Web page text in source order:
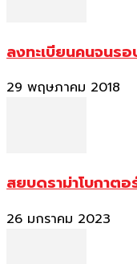
ลงทะเบียนคนจนร
29 พฤษภาคม 2018
สยบดราม่าโบกาต
26 มกราคม 2023